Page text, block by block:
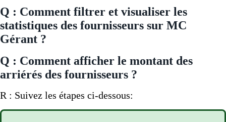
Q : Comment filtrer et visualiser les
statistiques des fournisseurs sur MC
Gérant ?
Q : Comment afficher le montant des
arriérés des fournisseurs ?
R : Suivez les étapes ci-dessous: